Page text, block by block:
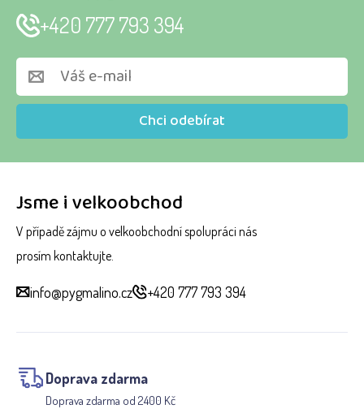
Jsme i velkoobchod
V případě zájmu o velkoobchodní spolupráci nás
prosím kontaktujte.
info@pygmalino.cz +420 777 793 394
Doprava zdarma
Doprava zdarma od 2400 Kč
Chci odebírat
+420 777 793 394